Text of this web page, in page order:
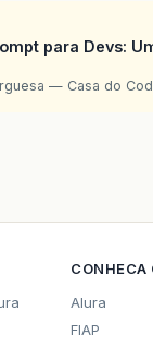
para Devs:
— Casa do
CONHECA
Alura
FIAP